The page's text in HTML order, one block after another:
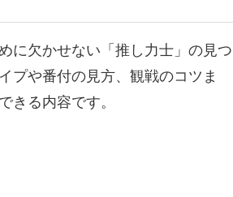
うになるので、気づけば自然と
が身に付きます。
に欠かせない「推し力士」の見つ
プや番付の見方、観戦のコツま
きる内容です。